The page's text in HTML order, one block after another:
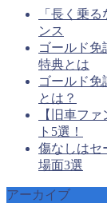
「長く乗
ンス
ゴールド免
特典とは
ゴールド免
とは？
【旧車フ
ト5選！
傷なしはセ
場面3選
アーカイブ